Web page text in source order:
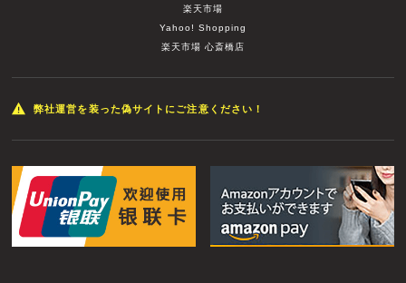
楽天市場
Yahoo! Shopping
楽天市場 心斎橋店
弊社運営を装った偽サイトにご注意ください！